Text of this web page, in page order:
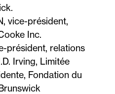
vice-président,
Inc.
président, relations
Irving, Limitée
Fondation du